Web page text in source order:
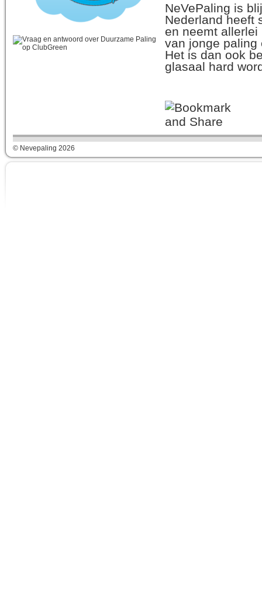
NeVePaling is
Nederland heeft
en neemt
van jonge paling
Het is dan ook
glasaal hard
© Nevepaling 2026